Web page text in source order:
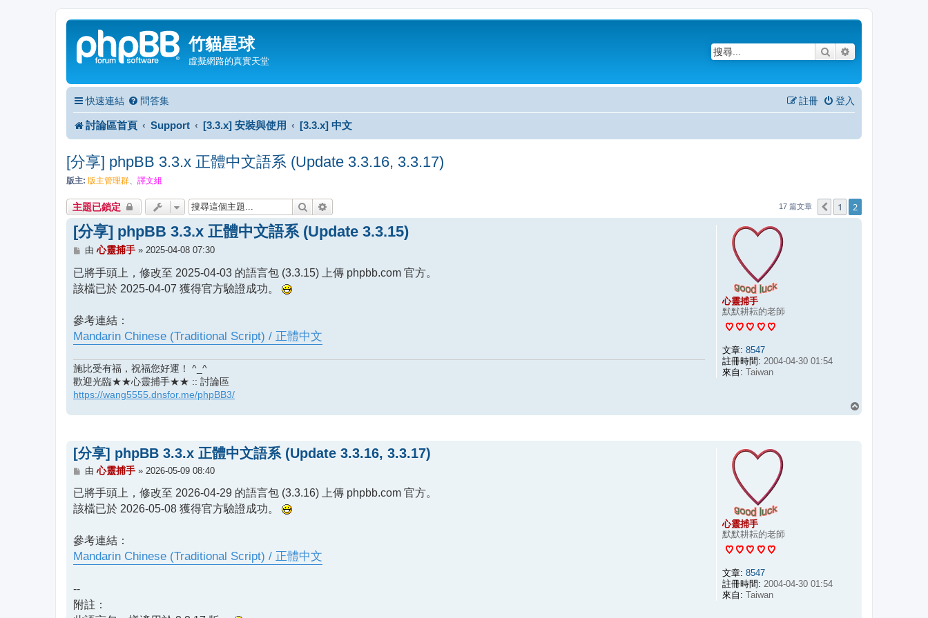
竹貓星球
虛擬網路的真實天堂
搜尋
快速連結 問答集 登入
註冊
討論區首頁 Support [3.3.x] 安裝與使用 [3.3.x] 中文
[分享] phpBB 3.3.x 正體中文語系 (Update 3.3.16, 3.3.17)
版主: 版主管理群 譯文組
主題已鎖定 搜尋 17 篇文章 上一頁
1 2
心靈捕手
默默耕耘的老師
文章: 8547
註冊時間: 2004-04-30 01:54
來自: Taiwan
[分享] phpBB 3.3.x 正體中文語系 (Update 3.3.15)
文
由 心靈捕手» 2025-04-08 07:30
已將手頭上，修改至 2025-04-03 的語言包 (3.3.15) 上傳 phpbb.com 官方。
該檔已於 2025-04-07 獲得官方驗證成功。
參考連結：
Mandarin Chinese (Traditional Script) / 正體中文
施比受有福，祝福您好運！ ^_^
歡迎光臨★★心靈捕手★★ :: 討論區
https://wang5555.dnsfor.me/phpBB3/
心靈捕手
默默耕耘的老師
文章: 8547
註冊時間: 2004-04-30 01:54
來自: Taiwan
[分享] phpBB 3.3.x 正體中文語系 (Update 3.3.16, 3.3.17)
文
由 心靈捕手» 2026-05-09 08:40
已將手頭上，修改至 2026-04-29 的語言包 (3.3.16) 上傳 phpbb.com 官方。
該檔已於 2026-05-08 獲得官方驗證成功。
參考連結：
Mandarin Chinese (Traditional Script) / 正體中文
--
附註：